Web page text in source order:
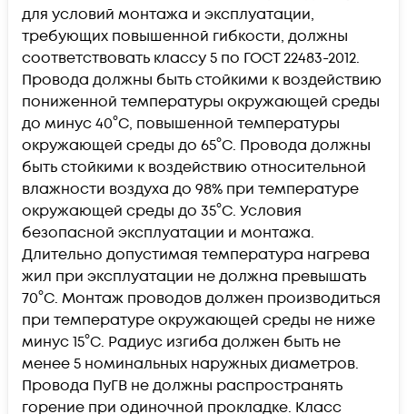
для условий монтажа и эксплуатации,
требующих повышенной гибкости, должны
соответствовать классу 5 по ГОСТ 22483-2012.
Провода должны быть стойкими к воздействию
пониженной температуры окружающей среды
до минус 40°C, повышенной температуры
окружающей среды до 65°C. Провода должны
быть стойкими к воздействию относительной
влажности воздуха до 98% при температуре
окружающей среды до 35°C. Условия
безопасной эксплуатации и монтажа.
Длительно допустимая температура нагрева
жил при эксплуатации не должна превышать
70°C. Монтаж проводов должен производиться
при температуре окружающей среды не ниже
минус 15°C. Радиус изгиба должен быть не
менее 5 номинальных наружных диаметров.
Провода ПуГВ не должны распространять
горение при одиночной прокладке. Класс